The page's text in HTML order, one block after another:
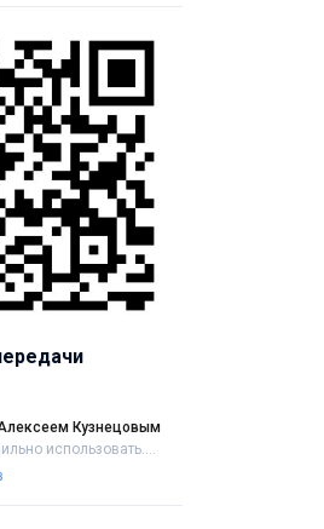
Кузнецовым
использовать....